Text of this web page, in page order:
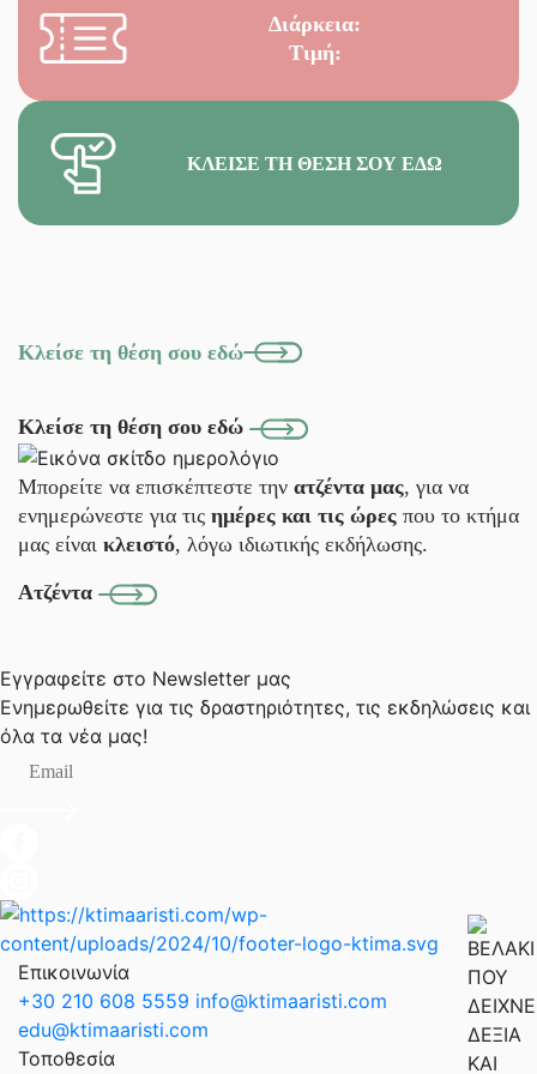
Διάρκεια:
Τιμή:
ΚΛΕΊΣΕ ΤΗ ΘΈΣΗ ΣΟΥ ΕΔΏ
Κλείσε τη θέση σου εδώ
Κλείσε τη θέση σου εδώ
Μπορείτε να επισκέπτεστε την ατζέντα μας, για να
ενημερώνεστε για τις ημέρες και τις ώρες που το κτήμα
μας είναι κλειστό, λόγω ιδιωτικής εκδήλωσης.
Ατζέντα
Εγγραφείτε στο Newsletter μας
Ενημερωθείτε για τις δραστηριότητες, τις εκδηλώσεις και
όλα τα νέα μας!
Επικοινωνία
+30 210 608 5559 info@ktimaaristi.com
edu@ktimaaristi.com
Τοποθεσία